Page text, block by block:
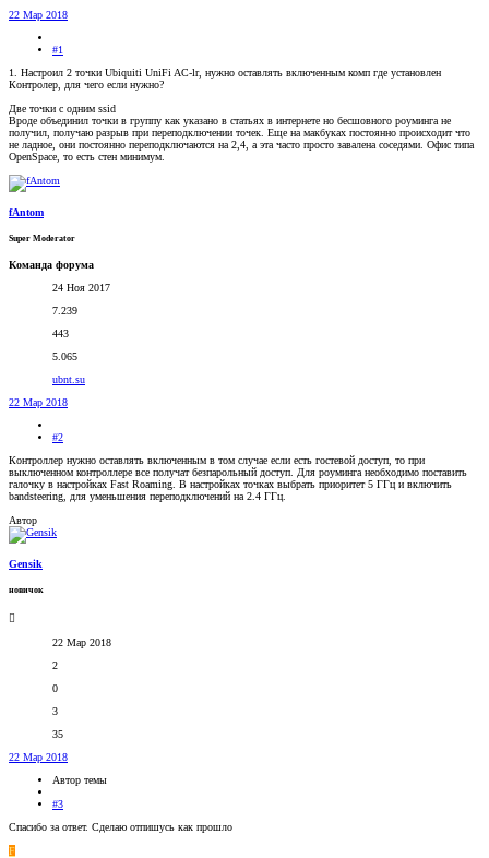
22 Мар 2018
#1
1. Настроил 2 точки Ubiquiti UniFi AC-lr, нужно оставлять включенным комп где установлен
Контролер, для чего если нужно?
Две точки с одним ssid
Вроде объединил точки в группу как указано в статьях в интернете но бесшовного роуминга не
получил, получаю разрыв при переподключении точек. Еще на макбуках постоянно происходит что
не ладное, они постоянно переподключаются на 2,4, а эта часто просто завалена соседями. Офис типа
OpenSpace, то есть стен минимум.
fAntom
Super Moderator
Команда форума
24 Ноя 2017
7.239
443
5.065
ubnt.su
22 Мар 2018
#2
Контроллер нужно оставлять включенным в том случае если есть гостевой доступ, то при
выключенном контроллере все получат безпарольный доступ. Для роуминга необходимо поставить
галочку в настройках Fast Roaming. В настройках точках выбрать приоритет 5 ГГц и включить
bandsteering, для уменьшения переподключений на 2.4 ГГц.
Автор
Gensik
новичок
22 Мар 2018
2
0
3
35
22 Мар 2018
Автор темы
#3
Спасибо за ответ. Сделаю отпишусь как прошло
F